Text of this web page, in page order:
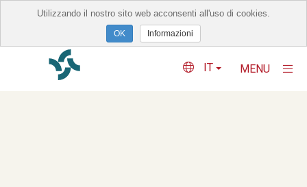
IT MENU
×
Utilizzando il nostro sito web acconsenti all'uso di cookies.
Informazioni